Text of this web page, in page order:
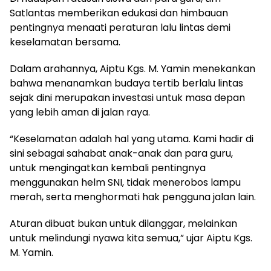
Satlantas memberikan edukasi dan himbauan
pentingnya menaati peraturan lalu lintas demi
keselamatan bersama.
Dalam arahannya, Aiptu Kgs. M. Yamin menekankan
bahwa menanamkan budaya tertib berlalu lintas
sejak dini merupakan investasi untuk masa depan
yang lebih aman di jalan raya.
“Keselamatan adalah hal yang utama. Kami hadir di
sini sebagai sahabat anak-anak dan para guru,
untuk mengingatkan kembali pentingnya
menggunakan helm SNI, tidak menerobos lampu
merah, serta menghormati hak pengguna jalan lain.
Aturan dibuat bukan untuk dilanggar, melainkan
untuk melindungi nyawa kita semua,” ujar Aiptu Kgs.
M. Yamin.